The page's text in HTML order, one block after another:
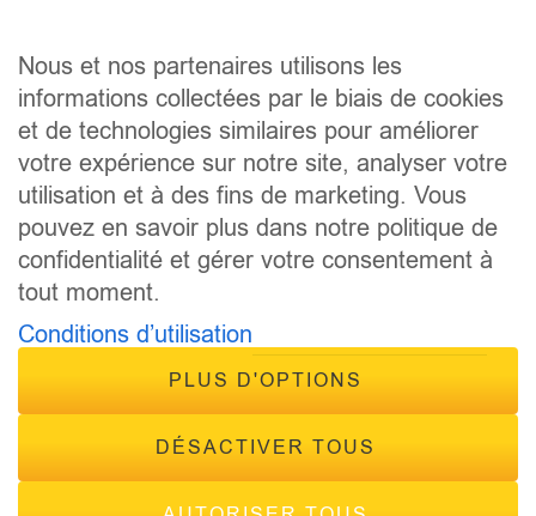
PODCAST
ÉMISSIONS
ANIMATEURS
ÉVÈNEMENTS
CONTACT
© 2026 - Tous droits réservés Inside Radio, site réalisé par
Nous et nos partenaires utilisons les
informations collectées par le biais de cookies
et de technologies similaires pour améliorer
votre expérience sur notre site, analyser votre
utilisation et à des fins de marketing. Vous
pouvez en savoir plus dans notre politique de
confidentialité et gérer votre consentement à
tout moment.
Conditions d’utilisation
PLUS D'OPTIONS
DÉSACTIVER TOUS